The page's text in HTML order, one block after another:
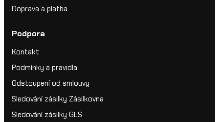
Doprava a platba
Podpora
Kontakt
Podmínky a pravidla
Odstoupení od smlouvy
Sledování zásilky Zásilkovna
Sledování zásilky GLS